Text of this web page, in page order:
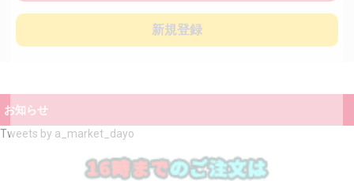
新規登録
お知らせ
Tweets by a_market_dayo